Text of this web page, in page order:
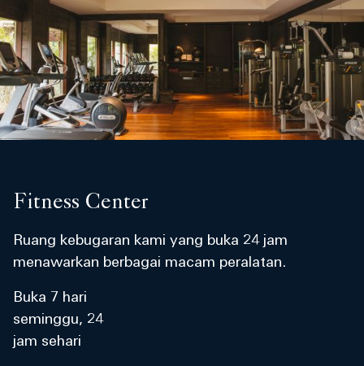
Fitness Center
Ruang kebugaran kami yang buka 24 jam
menawarkan berbagai macam peralatan.
Buka 7 hari
seminggu, 24
jam sehari